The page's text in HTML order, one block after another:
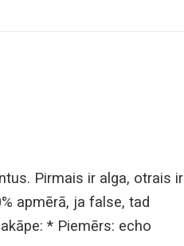
Pirmais ir alga, otrais ir
apmērā, ja false, tad
* Piemērs: echo